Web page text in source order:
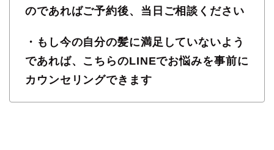
のであればご予約後、当日ご相談ください
・もし今の自分の髪に満足していないよう
であれば、こちらのLINEでお悩みを事前に
カウンセリングできます